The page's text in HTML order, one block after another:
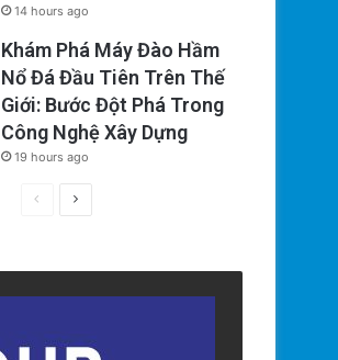
14 hours ago
Khám Phá Máy Đào Hầm
Nổ Đá Đầu Tiên Trên Thế
Giới: Bước Đột Phá Trong
Công Nghệ Xây Dựng
19 hours ago
PreviousNext